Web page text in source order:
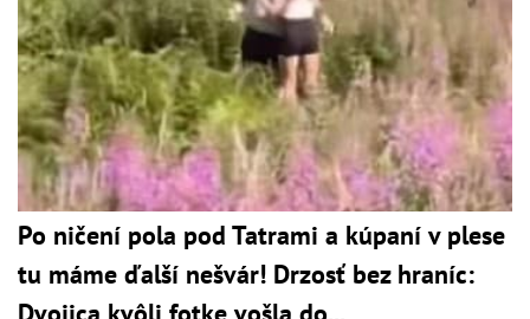
Po ničení pola pod Tatrami a kúpaní v plese
tu máme ďalší nešvár! Drzosť bez hraníc: